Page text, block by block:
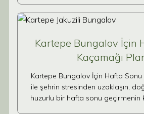
Kartepe Bungalov İçin
Kaçamağı
Kartepe Bungalov İçin Hafta Sonu
ile şehrin stresinden uzaklaşın,
huzurlu bir hafta sonu geçirmenin